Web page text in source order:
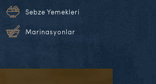
Sebze Yemekleri
Marinasyonlar